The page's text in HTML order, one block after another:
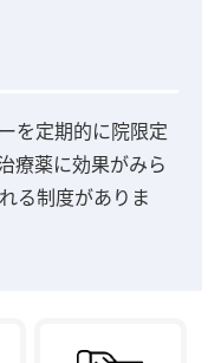
を定期的に院限定
療薬に効果がみら
る制度がありま